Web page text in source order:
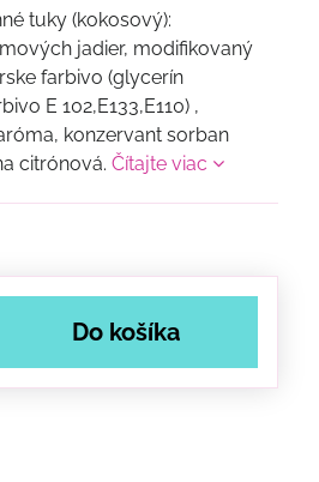
tuky (kokosový):
jadier, modifikovaný
farbivo (glycerín
E 102,E133,E110) ,
konzervant sorban
citrónová.Čítajte viac
Do košíka